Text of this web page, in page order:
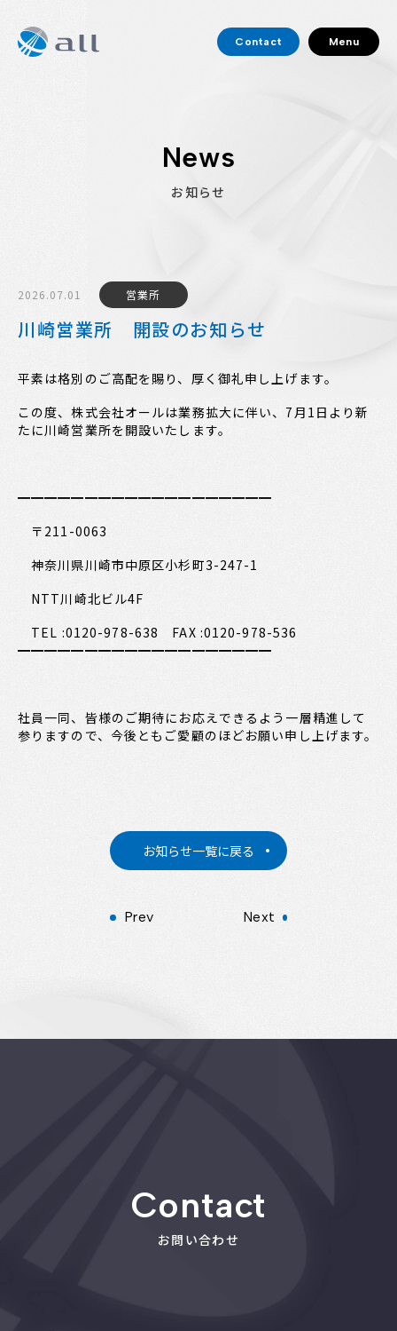
Contact Menu
News
お知らせ
2026.07.01 営業所
川崎営業所 開設のお知らせ
平素は格別のご高配を賜り、厚く御礼申し上げます。
この度、株式会社オールは業務拡大に伴い、7月1日より新
たに川崎営業所を開設いたします。
━━━━━━━━━━━━━━━━━━━
〒211-0063
神奈川県川崎市中原区小杉町3-247-1
NTT川崎北ビル4F
TEL :0120-978-638 FAX :0120-978-536
━━━━━━━━━━━━━━━━━━━
社員一同、皆様のご期待にお応えできるよう一層精進して
参りますので、今後ともご愛顧のほどお願い申し上げます。
Prev
お知らせ一覧に戻る
Next
Contact
お問い合わせ